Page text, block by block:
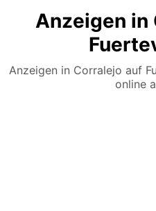
Anzeigen in
Anzeigen in Corralejo auf
online